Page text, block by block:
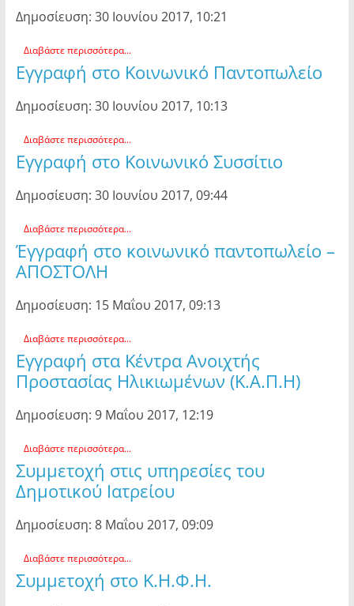
Δημοσίευση: 30 Ιουνίου 2017, 10:21
Διαβάστε περισσότερα...
Εγγραφή στο Κοινωνικό Παντοπωλείο
Δημοσίευση: 30 Ιουνίου 2017, 10:13
Διαβάστε περισσότερα...
Εγγραφή στο Κοινωνικό Συσσίτιο
Δημοσίευση: 30 Ιουνίου 2017, 09:44
Διαβάστε περισσότερα...
Έγγραφή στο κοινωνικό παντοπωλείο –
ΑΠΟΣΤΟΛΗ
Δημοσίευση: 15 Μαΐου 2017, 09:13
Διαβάστε περισσότερα...
Εγγραφή στα Κέντρα Ανοιχτής
Προστασίας Ηλικιωμένων (Κ.Α.Π.Η)
Δημοσίευση: 9 Μαΐου 2017, 12:19
Διαβάστε περισσότερα...
Συμμετοχή στις υπηρεσίες του
Δημοτικού Ιατρείου
Δημοσίευση: 8 Μαΐου 2017, 09:09
Διαβάστε περισσότερα...
Συμμετοχή στο Κ.Η.Φ.Η.